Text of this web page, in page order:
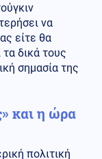
να
είτε θα
δικά τους
σημασία της
και η ώρα
πολιτική